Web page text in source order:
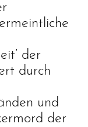
der
durch
und
der